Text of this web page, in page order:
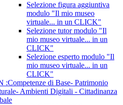
Selezione figura aggiuntiva
modulo "Il mio museo
virtuale... in un CLICK"
Selezione tutor modulo "Il
mio museo virtuale... in un
CLICK"
Selezione esperto modulo "Il
mio museo virtuale... in un
CLICK"
:Competenze di Base- Patrimonio
Ambienti Digitali - Cittadinanza